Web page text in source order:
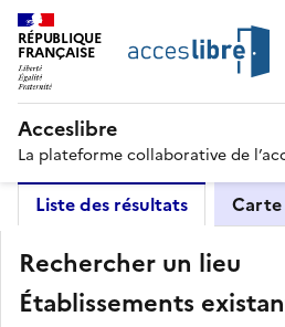
RÉPUBLIQUE
FRANÇAISE
Acceslibre
La plateforme collaborative de
Liste des résultats Carte
Rechercher un lieu
Établissements